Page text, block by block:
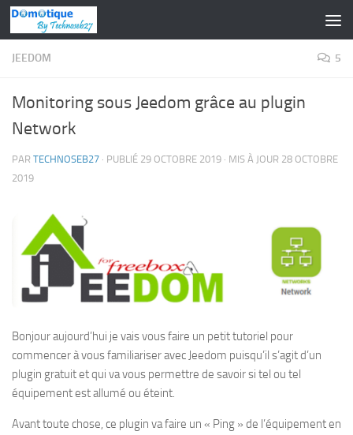
Skip to content
JEEDOM 5
Monitoring sous Jeedom grâce au plugin
Network
PAR TECHNOSEB27 · PUBLIÉ 29 OCTOBRE 2019 · MIS À JOUR 28 OCTOBRE
2019
Bonjour aujourd’hui je vais vous faire un petit tutoriel pour
commencer à vous familiariser avec Jeedom puisqu’il s’agit d’un
plugin gratuit et qui va vous permettre de savoir si tel ou tel
équipement est allumé ou éteint.
Avant toute chose, ce plugin va faire un « Ping » de l’équipement en